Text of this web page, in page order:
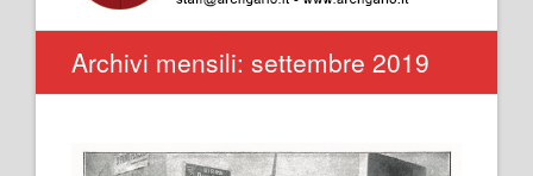
Archivi mensili: settembre 2019